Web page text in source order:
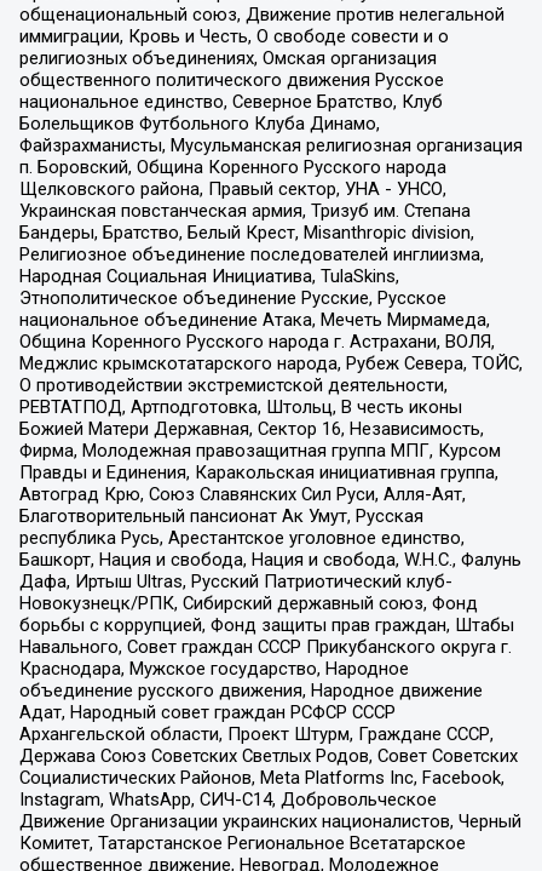
общенациональный союз, Движение против нелегальной
иммиграции, Кровь и Честь, О свободе совести и о
религиозных объединениях, Омская организация
общественного политического движения Русское
национальное единство, Северное Братство, Клуб
Болельщиков Футбольного Клуба Динамо,
Файзрахманисты, Мусульманская религиозная организация
п. Боровский, Община Коренного Русского народа
Щелковского района, Правый сектор, УНА - УНСО,
Украинская повстанческая армия, Тризуб им. Степана
Бандеры, Братство, Белый Крест, Misanthropic division,
Религиозное объединение последователей инглиизма,
Народная Социальная Инициатива, TulaSkins,
Этнополитическое объединение Русские, Русское
национальное объединение Атака, Мечеть Мирмамеда,
Община Коренного Русского народа г. Астрахани, ВОЛЯ,
Меджлис крымскотатарского народа, Рубеж Севера, ТОЙС,
О противодействии экстремистской деятельности,
РЕВТАТПОД, Артподготовка, Штольц, В честь иконы
Божией Матери Державная, Сектор 16, Независимость,
Фирма, Молодежная правозащитная группа МПГ, Курсом
Правды и Единения, Каракольская инициативная группа,
Автоград Крю, Союз Славянских Сил Руси, Алля-Аят,
Благотворительный пансионат Ак Умут, Русская
республика Русь, Арестантское уголовное единство,
Башкорт, Нация и свобода, Нация и свобода, W.H.С., Фалунь
Дафа, Иртыш Ultras, Русский Патриотический клуб-
Новокузнецк/РПК, Сибирский державный союз, Фонд
борьбы с коррупцией, Фонд защиты прав граждан, Штабы
Навального, Совет граждан СССР Прикубанского округа г.
Краснодара, Мужское государство, Народное
объединение русского движения, Народное движение
Адат, Народный совет граждан РСФСР СССР
Архангельской области, Проект Штурм, Граждане СССР,
Держава Союз Советских Светлых Родов, Совет Советских
Социалистических Районов, Meta Platforms Inc, Facebook,
Instagram, WhatsApp, СИЧ-С14, Добровольческое
Движение Организации украинских националистов, Черный
Комитет, Татарстанское Региональное Всетатарское
общественное движение, Невоград, Молодежное